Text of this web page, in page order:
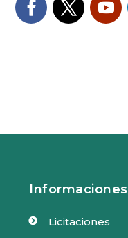
Informaciones
 Licitaciones